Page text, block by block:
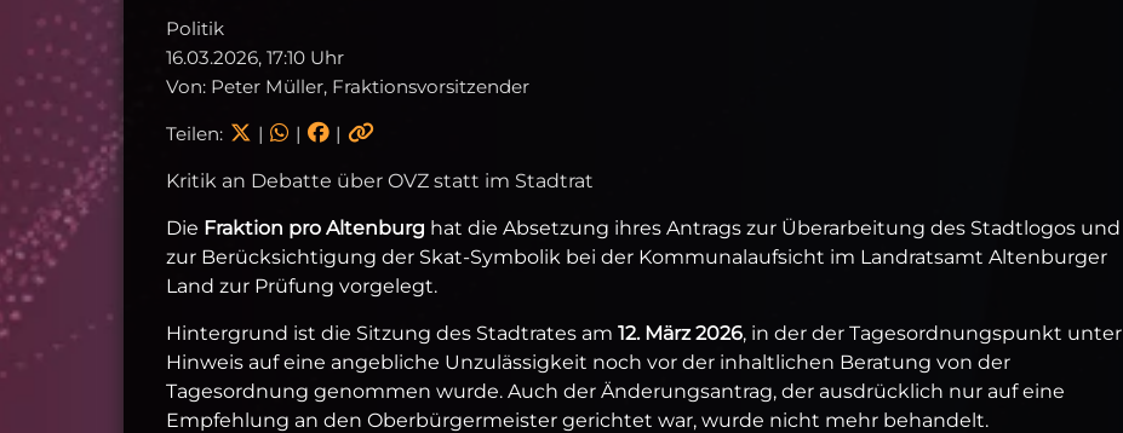
Politik
16.03.2026, 17:10 Uhr
Von: Peter Müller, Fraktionsvorsitzender
Teilen: | | |
Kritik an Debatte über OVZ statt im Stadtrat
Die Fraktion pro Altenburg hat die Absetzung ihres Antrags zur Überarbeitung des Stadtlogos und
zur Berücksichtigung der Skat-Symbolik bei der Kommunalaufsicht im Landratsamt Altenburger
Land zur Prüfung vorgelegt.
Hintergrund ist die Sitzung des Stadtrates am 12. März 2026, in der der Tagesordnungspunkt unter
Hinweis auf eine angebliche Unzulässigkeit noch vor der inhaltlichen Beratung von der
Tagesordnung genommen wurde. Auch der Änderungsantrag, der ausdrücklich nur auf eine
Empfehlung an den Oberbürgermeister gerichtet war, wurde nicht mehr behandelt.